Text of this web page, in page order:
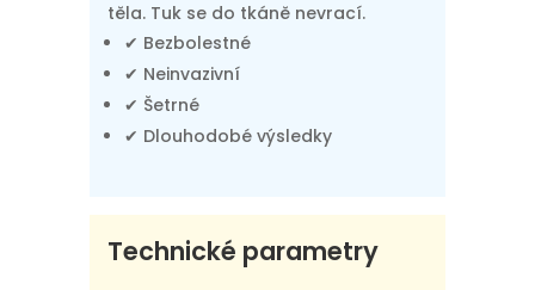
těla. Tuk se do tkáně nevrací.
✔ Bezbolestné
✔ Neinvazivní
✔ Šetrné
✔ Dlouhodobé výsledky
Technické parametry